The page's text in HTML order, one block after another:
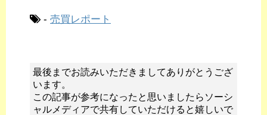
- 売買レポート
最後までお読みいただきましてありがとうござ
います。
この記事が参考になったと思いましたらソーシ
ャルメディアで共有していただけると嬉しいで